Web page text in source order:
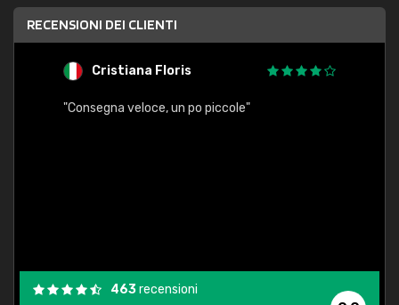
RECENSIONI DEI CLIENTI
Cristiana Floris
"Consegna veloce, un po piccole"
463recensioni